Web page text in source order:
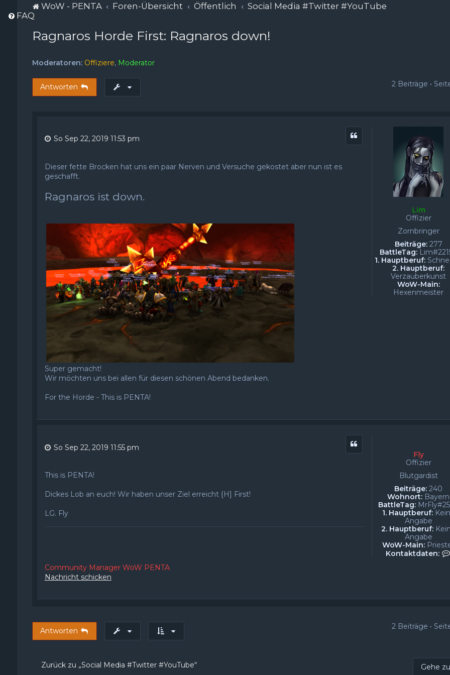
FAQ
WoW - PENTA Foren-Übersicht Öffentlich Social Media #Twitter #YouTube
Ragnaros Horde First: Ragnaros down!
Moderatoren: Offiziere, Moderator
Antworten 2 Beiträge •
Lim
Offizier
Zornbringer
Beiträge:277
BattleTag:
1. Hauptberuf:
2. Hauptberuf:
Verzauberkunst
WoW-Main:
Hexenmeister
So Sep 22, 2019 11:53 pm
Dieser fette Brocken hat uns ein paar Nerven und Versuche gekostet aber nun ist es
geschafft.
Ragnaros ist down.
Super gemacht!
Wir möchten uns bei allen für diesen schönen Abend bedanken.
For the Horde - This is PENTA!
Fly
Offizier
Blutgardist
Beiträge: 240
Wohnort: Bayern
BattleTag:
1. Hauptberuf:
Angabe
2. Hauptberuf:
Angabe
WoW-Main:
Kontaktdaten:
So Sep 22, 2019 11:55 pm
This is PENTA!
Dickes Lob an euch! Wir haben unser Ziel erreicht {H] First!
LG. Fly
Community Manager WoW PENTA
Nachricht schicken
Antworten 2 Beiträge •
Zurück zu „Social Media #Twitter #YouTube“ Gehe zu